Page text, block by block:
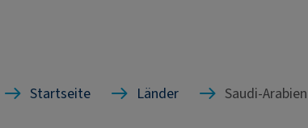
Startseite Länder Saudi-Arabien